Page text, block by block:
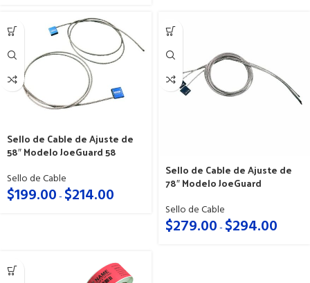
Sello de Cable de Ajuste de
58″ Modelo JoeGuard 58
Sello de Cable
$199.00- $214.00
Sello de Cable de Ajuste de
78″ Modelo JoeGuard
Sello de Cable
$279.00- $294.00